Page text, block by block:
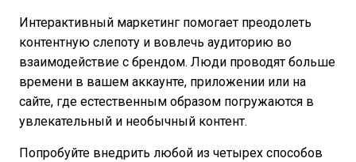
Интерактивный маркетинг помогает преодолеть
контентную слепоту и вовлечь аудиторию во
взаимодействие с брендом. Люди проводят больше
времени в вашем аккаунте, приложении или на
сайте, где естественным образом погружаются в
увлекательный и необычный контент.
Попробуйте внедрить любой из четырех способов